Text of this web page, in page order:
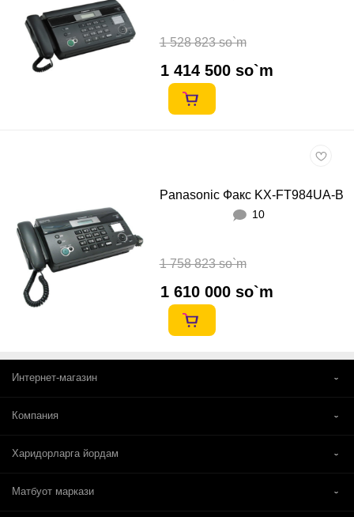
1 528 823 so`m
1 414 500 so`m
Panasonic Факс KX-FT984UА-B
10
1 758 823 so`m
1 610 000 so`m
Интернет-магазин
Компания
Харидорларга йордам
Матбуот маркази